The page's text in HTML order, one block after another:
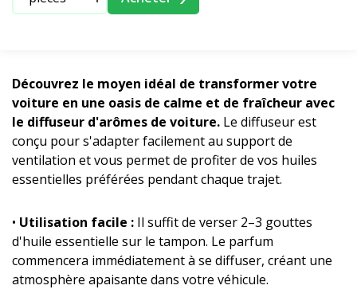
Découvrez le moyen idéal de transformer votre
voiture en une oasis de calme et de fraîcheur avec
le diffuseur d'arômes de voiture. Le diffuseur est
conçu pour s'adapter facilement au support de
ventilation et vous permet de profiter de vos huiles
essentielles préférées pendant chaque trajet.
• Utilisation facile : Il suffit de verser 2–3 gouttes
d'huile essentielle sur le tampon. Le parfum
commencera immédiatement à se diffuser, créant une
atmosphère apaisante dans votre véhicule.